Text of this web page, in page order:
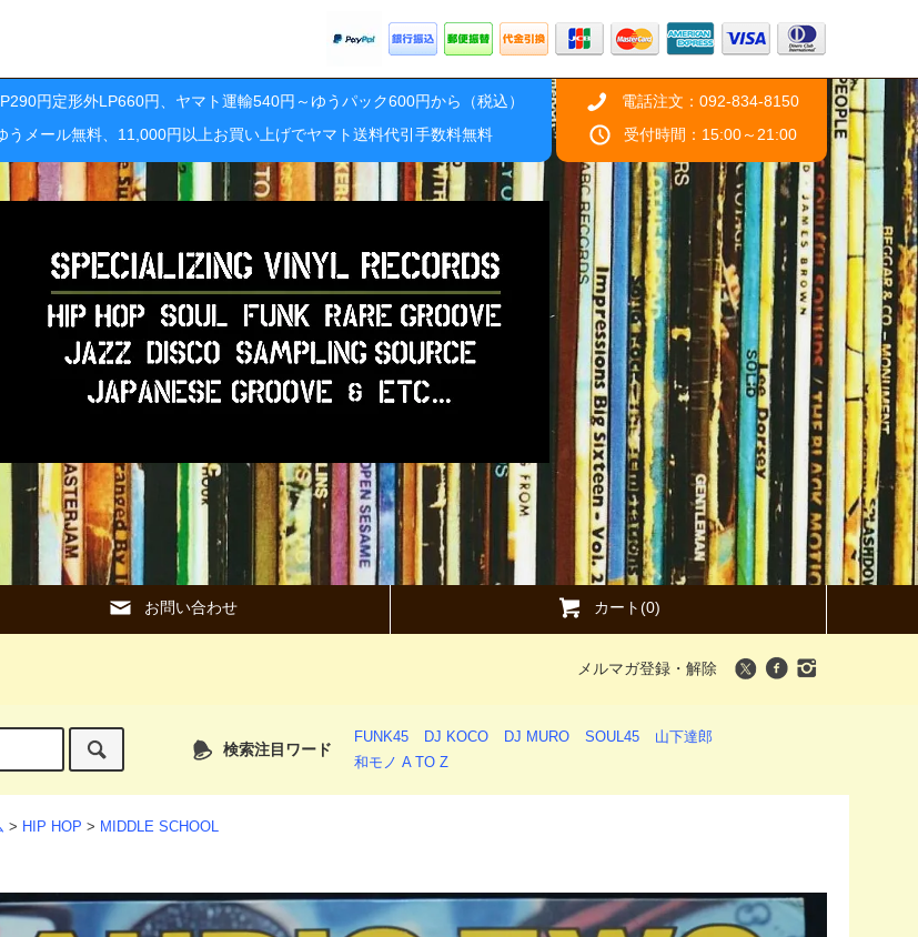
円定形外LP660円、ヤマト運輸540円～ゆうパック600円から（税込）
うメール無料、11,000円以上お買い上げでヤマト送料代引手数料無料
電話注文：092-834-8150
受付時間：15:00～21:00
お問い合わせ カート(0)
メルマガ登録・解除
検索注目ワード
FUNK45 DJ KOCO DJ MURO SOUL45
山下達郎
和モノ A TO Z
> HIP HOP > MIDDLE SCHOOL